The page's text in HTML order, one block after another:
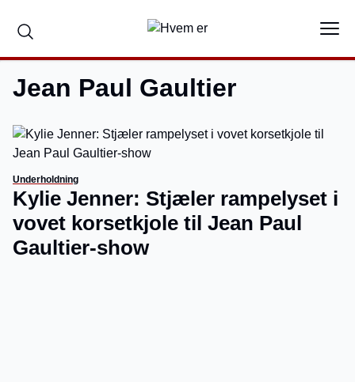
Jean Paul Gaultier
Underholdning
Kylie Jenner: Stjæler rampelyset i
vovet korsetkjole til Jean Paul
Gaultier-show